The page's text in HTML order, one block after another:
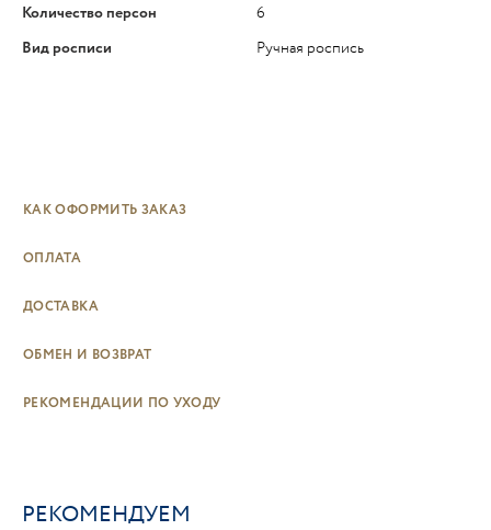
Количество персон
6
Вид росписи
Ручная роспись
КАК ОФОРМИТЬ ЗАКАЗ
ОПЛАТА
ДОСТАВКА
ОБМЕН И ВОЗВРАТ
РЕКОМЕНДАЦИИ ПО УХОДУ
РЕКОМЕНДУЕМ